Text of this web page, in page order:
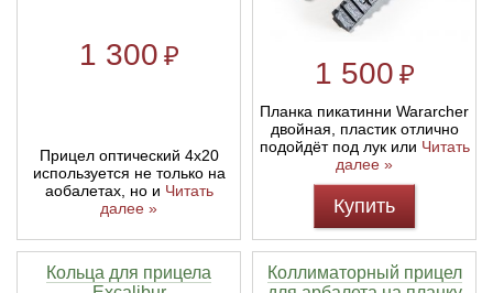
1 300 ₽
Прицел оптический 4х20
используется не только на
аобалетах, но и Читать
далее »
1 500 ₽
Планка пикатинни Wararcher
двойная, пластик отлично
подойдёт под лук или Читать
далее »
Купить
Кольца для прицела
Коллиматорный прицел
Кликеры для лука
Киссеры для лука